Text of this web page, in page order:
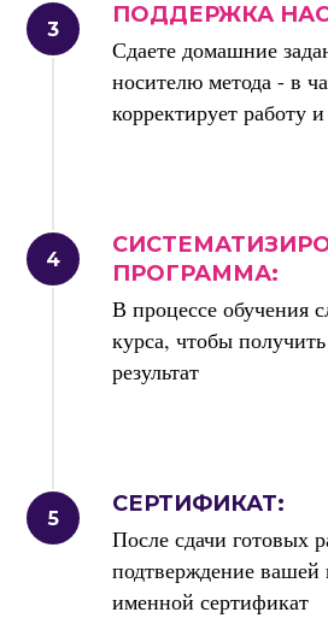
ПОДДЕРЖКА
Сдаете домашние
носителю метода - в
корректирует работу
ПРОГРАММА:
В процессе обучения
курса, чтобы
результат
СЕРТИФИКАТ:
После сдачи готовых
подтверждение
именной сертификат